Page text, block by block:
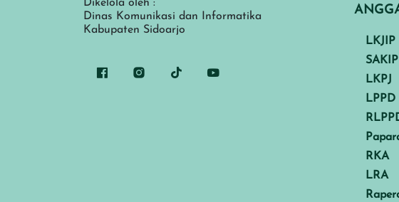
Dikelola oleh :
Dinas Komunikasi dan Informatika
Kabupaten Sidoarjo
LKJIP
SAKIP
LKPJ
LPPD
RKA
LRA